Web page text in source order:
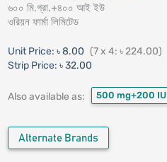
৬০০ মি.গ্রা.+৪০০ আই ইউ
ওরিয়ন ফার্মা লিমিটেড
Unit Price: ৳ 8.00 (7 x 4: ৳ 224.00)
Strip Price: ৳ 32.00
Also available as: 500 mg+200 IU
Alternate Brands